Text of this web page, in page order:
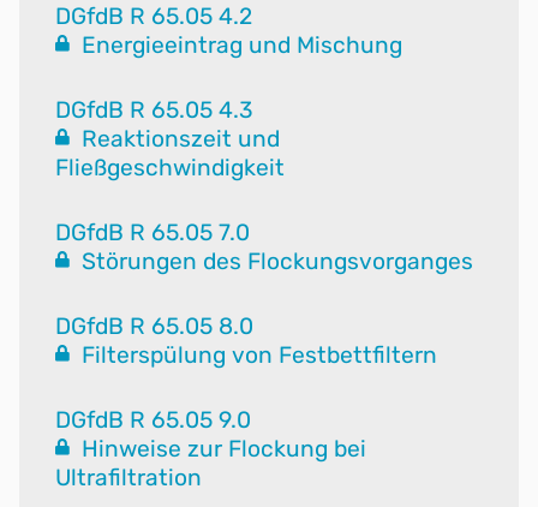
DGfdB R 65.05 4.2
Energieeintrag und Mischung
DGfdB R 65.05 4.3
Reaktionszeit und
Fließgeschwindigkeit
DGfdB R 65.05 7.0
Störungen des Flockungsvorganges
DGfdB R 65.05 8.0
Filterspülung von Festbettfiltern
DGfdB R 65.05 9.0
Hinweise zur Flockung bei
Ultrafiltration